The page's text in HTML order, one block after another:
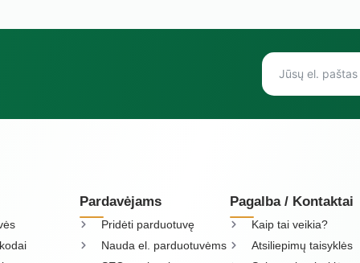
Pardavėjams
Pridėti parduotuvę
Nauda el. parduotuvėms
Pagalba / Kontaktai
Kaip tai veikia?
Atsiliepimų taisyklės